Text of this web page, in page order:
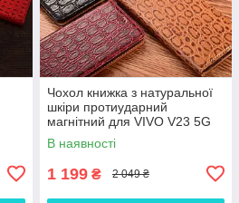
Чохол книжка з натуральної
шкіри протиударний
магнітний для VIVO V23 5G
"JACOSA"
В наявності
1 199 ₴ 2 049 ₴